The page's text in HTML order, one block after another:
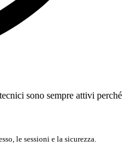
sono sempre attivi perché
le sessioni e la sicurezza.